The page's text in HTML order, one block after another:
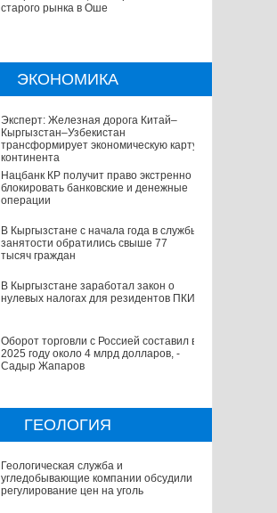
старого рынка в Оше
ЭКОНОМИКА
Эксперт: Железная дорога Китай–
Кыргызстан–Узбекистан
трансформирует экономическую карту
континента
Нацбанк КР получит право экстренно
блокировать банковские и денежные
операции
В Кыргызстане с начала года в службы
занятости обратились свыше 77
тысяч граждан
В Кыргызстане заработал закон о
нулевых налогах для резидентов ПКИ
Оборот торговли с Россией составил в
2025 году около 4 млрд долларов, -
Садыр Жапаров
ГЕОЛОГИЯ
Геологическая служба и
угледобывающие компании обсудили
регулирование цен на уголь